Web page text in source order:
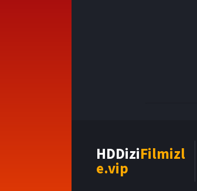
HDDiziFilmizl
e.vip